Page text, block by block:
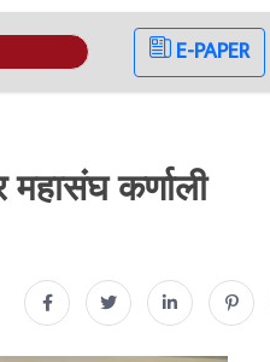
E-PAPER
महासंघ कर्णाली